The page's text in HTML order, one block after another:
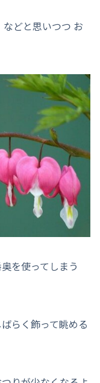
どと思いつつ お
を使ってしまう
らく飾って眺める